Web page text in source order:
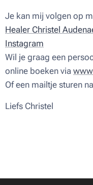
Je kan mij volgen op
Healer Christel
Instagram
Wil je graag een
online boeken via
Of een mailtje sturen
Liefs Christel ♥